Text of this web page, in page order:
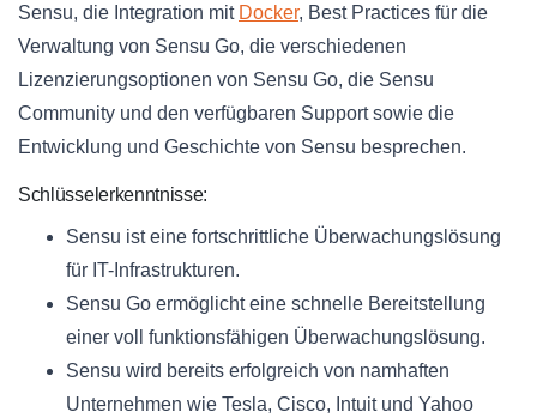
Sensu, die Integration mit Docker, Best Practices für die
Verwaltung von Sensu Go, die verschiedenen
Lizenzierungsoptionen von Sensu Go, die Sensu
Community und den verfügbaren Support sowie die
Entwicklung und Geschichte von Sensu besprechen.
Schlüsselerkenntnisse:
Sensu ist eine fortschrittliche Überwachungslösung
für IT-Infrastrukturen.
Sensu Go ermöglicht eine schnelle Bereitstellung
einer voll funktionsfähigen Überwachungslösung.
Sensu wird bereits erfolgreich von namhaften
Unternehmen wie Tesla, Cisco, Intuit und Yahoo